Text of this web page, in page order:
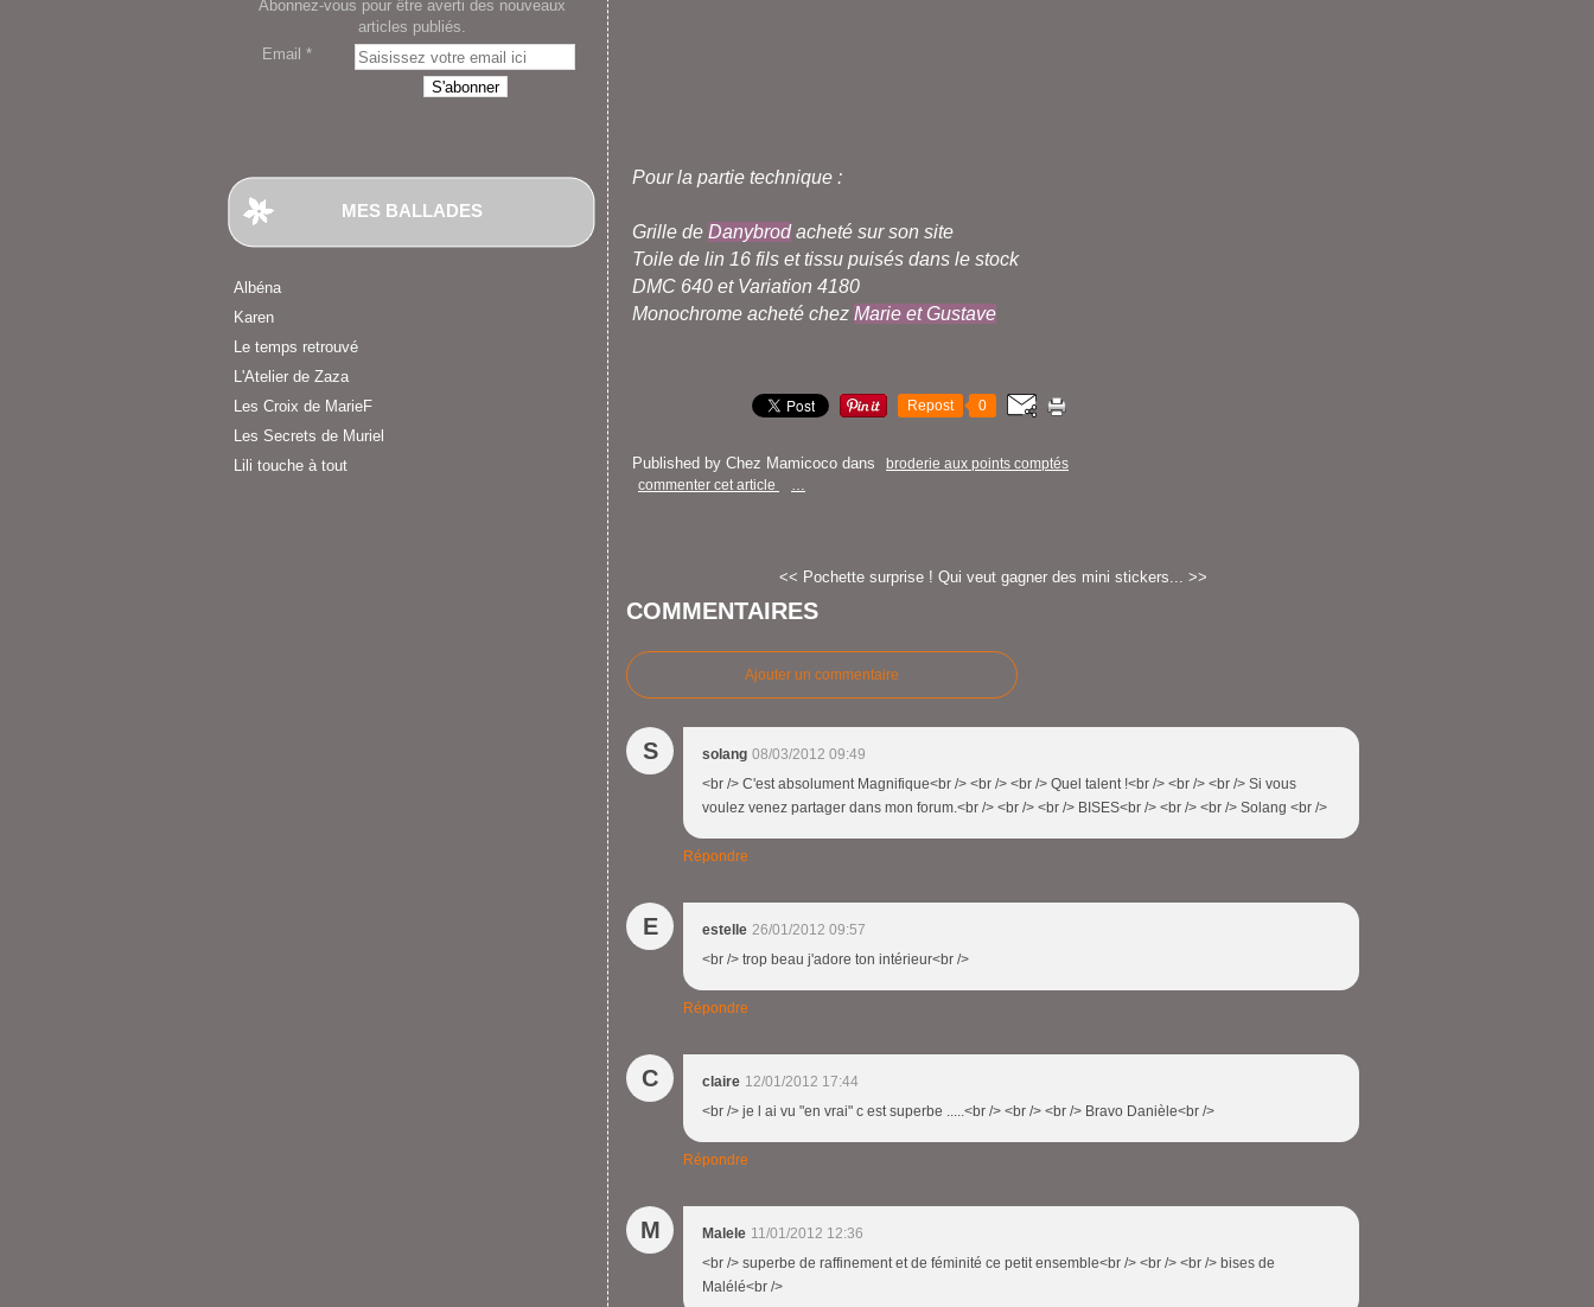
Abonnez-vous pour être averti des nouveaux
articles publiés.
Email
MES BALLADES
Albéna
Karen
Le temps retrouvé
L'Atelier de Zaza
Les Croix de MarieF
Les Secrets de Muriel
Lili touche à tout
Pour la partie technique :
Grille de Danybrodacheté sur son site
Toile de lin 16 fils et tissu puisés dans le stock
DMC 640 et Variation 4180
Monochrome acheté chez Marie et Gustave
Repost 0
Published by Chez Mamicoco dans
broderie aux points comptés
commenter cet article
…
<< Pochette surprise ! Qui veut gagner des mini stickers... >>
COMMENTAIRES
Ajouter un commentaire
S solang 08/03/2012 09:49
<br /> C'est absolument Magnifique<br /> <br /> <br /> Quel talent !<br /> <br /> <br /> Si vous
voulez venez partager dans mon forum.<br /> <br /> <br /> BISES<br /> <br /> <br /> Solang <br />
Répondre
E estelle 26/01/2012 09:57
<br /> trop beau j'adore ton intérieur<br />
Répondre
C claire 12/01/2012 17:44
<br /> je l ai vu "en vrai" c est superbe .....<br /> <br /> <br /> Bravo Danièle<br />
Répondre
M Malele 11/01/2012 12:36
<br /> superbe de raffinement et de féminité ce petit ensemble<br /> <br /> <br /> bises de
Malélé<br />